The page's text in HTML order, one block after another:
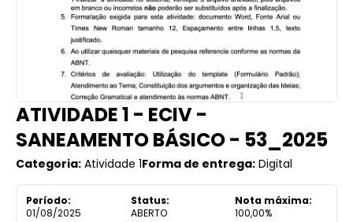
ATIVIDADE 1 - ECIV -
SANEAMENTO BÁSICO - 53_2025
Categoria: Atividade 1Forma de entrega: Digital
Período:
01/08/2025
Status:
ABERTO
Nota máxima:
100,00%